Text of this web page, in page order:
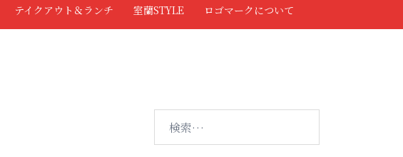
テイクアウト＆ランチ 室蘭STYLE ロゴマークについて